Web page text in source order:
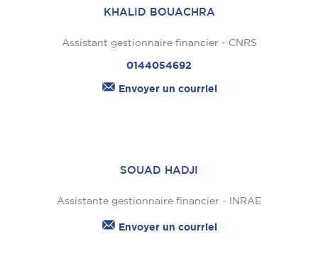
KHALID BOUACHRA
Assistant gestionnaire financier - CNRS
0144054692
Envoyer un courriel
SOUAD HADJI
Assistante gestionnaire financier - INRAE
Envoyer un courriel